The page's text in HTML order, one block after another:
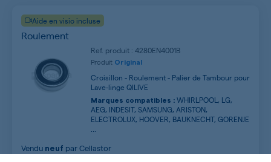
Aide en visio incluse
Roulement
Ref. produit : 4280EN4001B
Produit Original
Croisillon - Roulement - Palier de Tambour pour
Lave-linge QILIVE
Marques compatibles : WHIRLPOOL, LG,
AEG, INDESIT, SAMSUNG, ARISTON,
ELECTROLUX, HOOVER, BAUKNECHT, GORENJE
Vendu neuf parCellastor